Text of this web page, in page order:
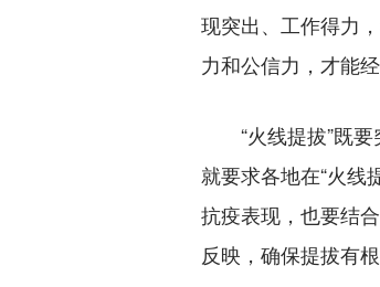
现突出、工作得力
力和公信力，才能
“火线提拔”既要
就要求各地在“火线
抗疫表现，也要结
反映，确保提拔有